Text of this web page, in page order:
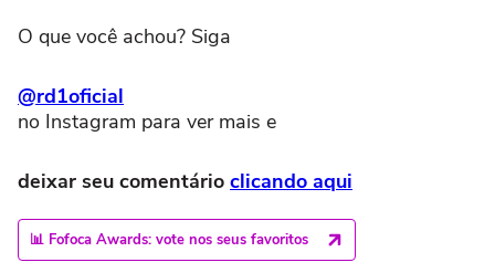
O que você achou? Siga
@rd1oficial
no Instagram para ver mais e
deixar seu comentário clicando aqui
📊 Fofoca Awards: vote nos seus favoritos